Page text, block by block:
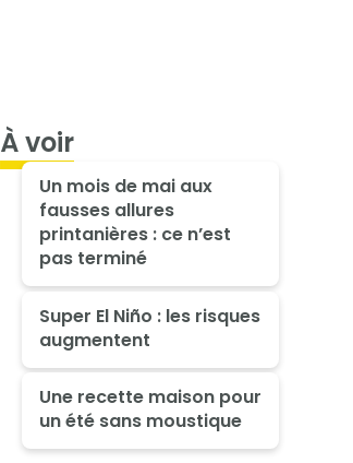
À voir
Un mois de mai aux
fausses allures
printanières : ce n’est
pas terminé
Super El Niño : les risques
augmentent
Une recette maison pour
un été sans moustique